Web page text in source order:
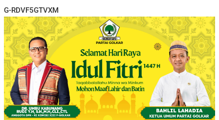
G-RDVF5GTVXM